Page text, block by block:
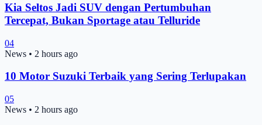
Kia Seltos Jadi SUV dengan Pertumbuhan
Tercepat, Bukan Sportage atau Telluride
04
News • 2 hours ago
10 Motor Suzuki Terbaik yang Sering Terlupakan
05
News • 2 hours ago